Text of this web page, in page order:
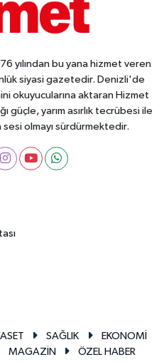
yılından bu yana hizmet veren
siyasi gazetedir. Denizli'de
okuyucularına aktaran Hizmet
güçle, yarım asırlık tecrübesi ile
olmayı sürdürmektedir.
SAĞLIK
EKONOMİ
MAGAZİN
ÖZEL HABER